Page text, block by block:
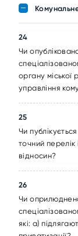
24
Чи
органу міської
управління
25
Чи
точний перелік
відносин?
26
Чи
які: а)